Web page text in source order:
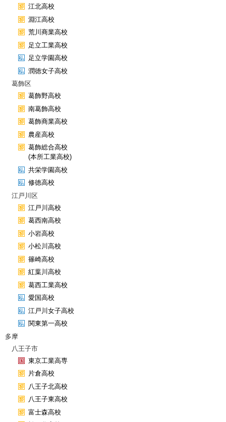
江北高校
淵江高校
荒川商業高校
足立工業高校
足立学園高校
潤徳女子高校
葛飾区
葛飾野高校
南葛飾高校
葛飾商業高校
農産高校
葛飾総合高校
(本所工業高校)
共栄学園高校
修徳高校
江戸川区
江戸川高校
葛西南高校
小岩高校
小松川高校
篠崎高校
紅葉川高校
葛西工業高校
愛国高校
江戸川女子高校
関東第一高校
多摩
八王子市
東京工業高専
片倉高校
八王子北高校
八王子東高校
富士森高校